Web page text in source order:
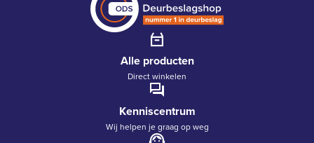
Alle producten
Direct winkelen
Kenniscentrum
Wij helpen je graag op weg